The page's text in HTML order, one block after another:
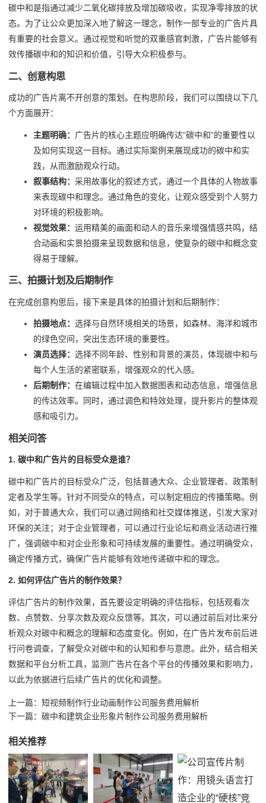
碳中和是指通过减少二氧化碳排放及增加碳吸收，实现净零排放的状
态。为了让公众更加深入地了解这一理念，制作一部专业的广告片具
有重要的社会意义。通过视觉和听觉的双重感官刺激，广告片能够有
效传播碳中和的知识和价值，引导大众积极参与。
二、创意构思
成功的广告片离不开创意的策划。在构思阶段，我们可以围绕以下几
个方面展开：
主题明确： 广告片的核心主题应明确传达“碳中和”的重要性以
及如何实现这一目标。通过实际案例来展现成功的碳中和实
践，从而激励观众行动。
叙事结构： 采用故事化的叙述方式，通过一个具体的人物故事
来表现碳中和理念。通过角色的变化，让观众感受到个人努力
对环境的积极影响。
视觉效果： 运用精美的画面和动人的音乐来增强情感共鸣，结
合动画和实景拍摄来呈现数据和信息，使复杂的碳中和概念变
得易于理解。
三、拍摄计划及后期制作
在完成创意构思后，接下来是具体的拍摄计划和后期制作：
拍摄地点： 选择与自然环境相关的场景，如森林、海洋和城市
的绿色空间，突出生态环境的重要性。
演员选择： 选择不同年龄、性别和背景的演员，体现碳中和与
每个人生活的紧密联系，增强观众的代入感。
后期制作： 在编辑过程中加入数据图表和动态信息，增强信息
的传达效率。同时，通过调色和特效处理，提升影片的整体观
感和吸引力。
相关问答
1. 碳中和广告片的目标受众是谁？
碳中和广告片的目标受众广泛，包括普通大众、企业管理者、政策制
定者及学生等。针对不同受众的特点，可以制定相应的传播策略。例
如，对于普通大众，我们可以通过网络和社交媒体推送，引发大家对
环保的关注；对于企业管理者，可以通过行业论坛和商业活动进行推
广，强调碳中和对企业形象和可持续发展的重要性。通过明确受众，
确定传播方式，确保广告片能够有效地传递碳中和的理念。
2. 如何评估广告片的制作效果？
评估广告片的制作效果，首先要设定明确的评估指标，包括观看次
数、点赞数、分享次数及观众反馈等。其次，可以通过前后对比来分
析观众对碳中和概念的理解和态度变化。例如，在广告片发布前后进
行问卷调查，了解受众对碳中和的认知和参与意愿。此外，结合相关
数据和平台分析工具，监测广告片在各个平台的传播效果和影响力，
以此为依据进行后续广告片的优化和调整。
上一篇： 短视频制作行业动画制作公司服务费用解析
下一篇： 碳中和建筑企业形象片制作公司服务费用解析
相关推荐